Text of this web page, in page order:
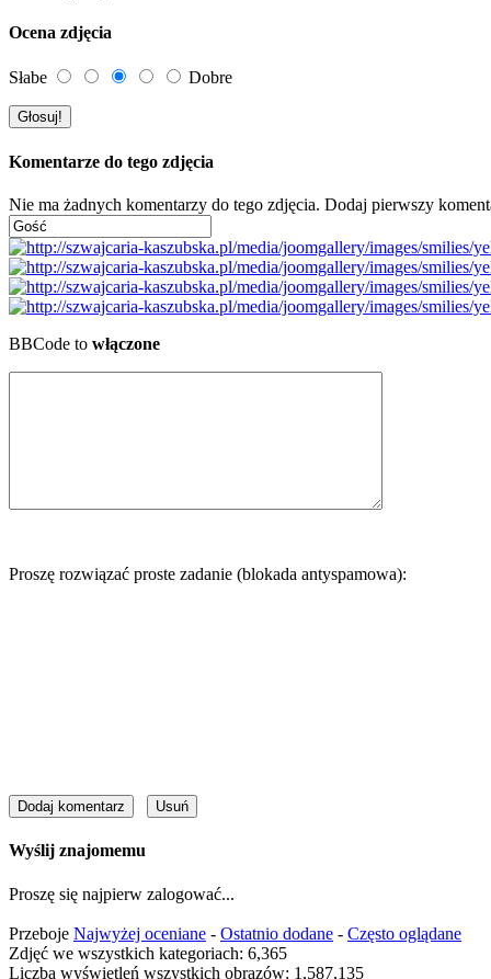
Ocena zdjęcia
Słabe Dobre
Komentarze do tego zdjęcia
Nie ma żadnych komentarzy do tego zdjęcia. Dodaj pierwszy
BBCode to włączone
Proszę rozwiązać proste zadanie (blokada antyspamowa):
Wyślij znajomemu
Proszę się najpierw zalogować...
Przeboje Najwyżej oceniane - Ostatnio dodane - Często oglądane
Zdjęć we wszystkich kategoriach: 6,365
Liczba wyświetleń wszystkich obrazów: 1,587,135